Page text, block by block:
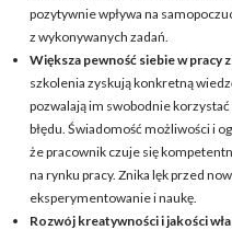
pozytywnie wpływa na
z wykonywanych zadań.
Większa pewność siebie w pracy
szkolenia zyskują konkretną
pozwalają im swobodnie korzystać
błędu. Świadomość możliwości i
że pracownik czuje się
na rynku pracy. Znika lęk przed
eksperymentowanie i naukę.
Rozwój kreatywności i jakości